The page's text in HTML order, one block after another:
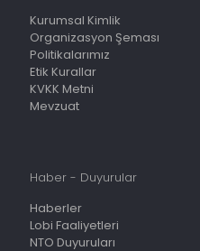
Kurumsal Kimlik
Organizasyon Şeması
Politikalarımız
Etik Kurallar
KVKK Metni
Mevzuat
Haber - Duyurular
Haberler
Lobi Faaliyetleri
NTO Duyuruları